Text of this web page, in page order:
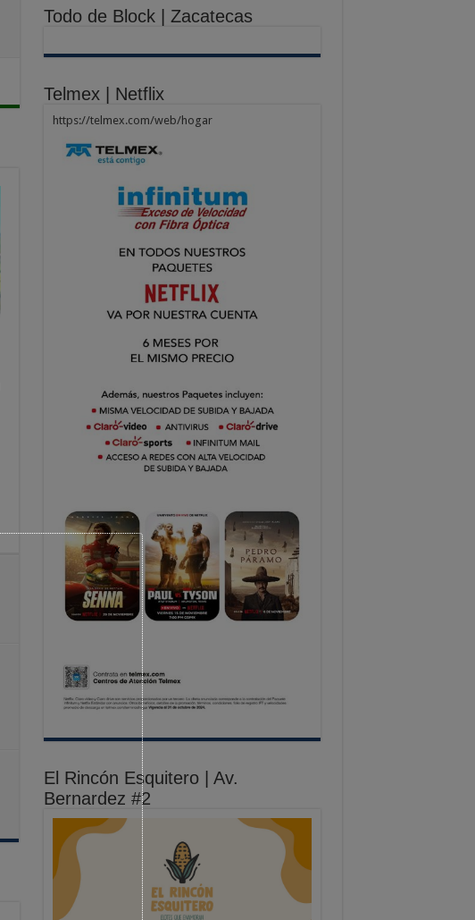
Todo de Block | Zacatecas
Telmex | Netflix
https://telmex.com/web/hogar
El Rincón Esquitero | Av.
Bernardez #2
x